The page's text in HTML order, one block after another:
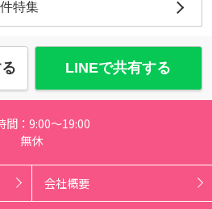
特集
LINEで共有する
間：9:00～19:00
無休
会社概要